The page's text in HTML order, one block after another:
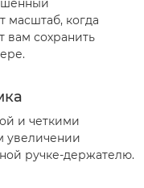
когда
вам сохранить
и четкими
увеличении
ручке-держателю.